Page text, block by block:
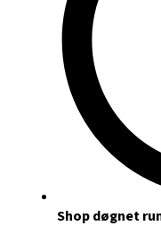
Shop døgnet